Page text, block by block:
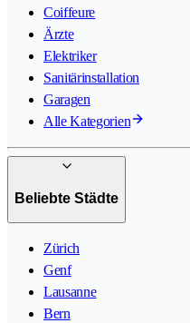
Coiffeure
Ärzte
Elektriker
Sanitärinstallation
Garagen
Alle Kategorien
Beliebte Städte
Zürich
Genf
Lausanne
Bern